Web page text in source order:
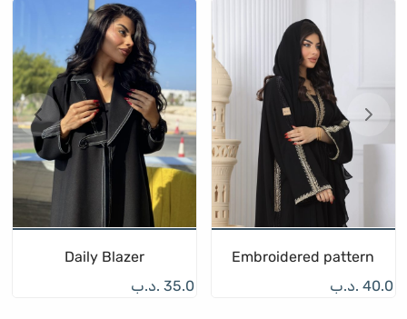
Embroidered pattern
40.0 .د.ب
Daily Blazer
35.0 .د.ب